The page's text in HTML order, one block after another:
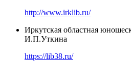
http://www.irklib.ru/
Иркутская областная
И.П.Уткина
https://lib38.ru/